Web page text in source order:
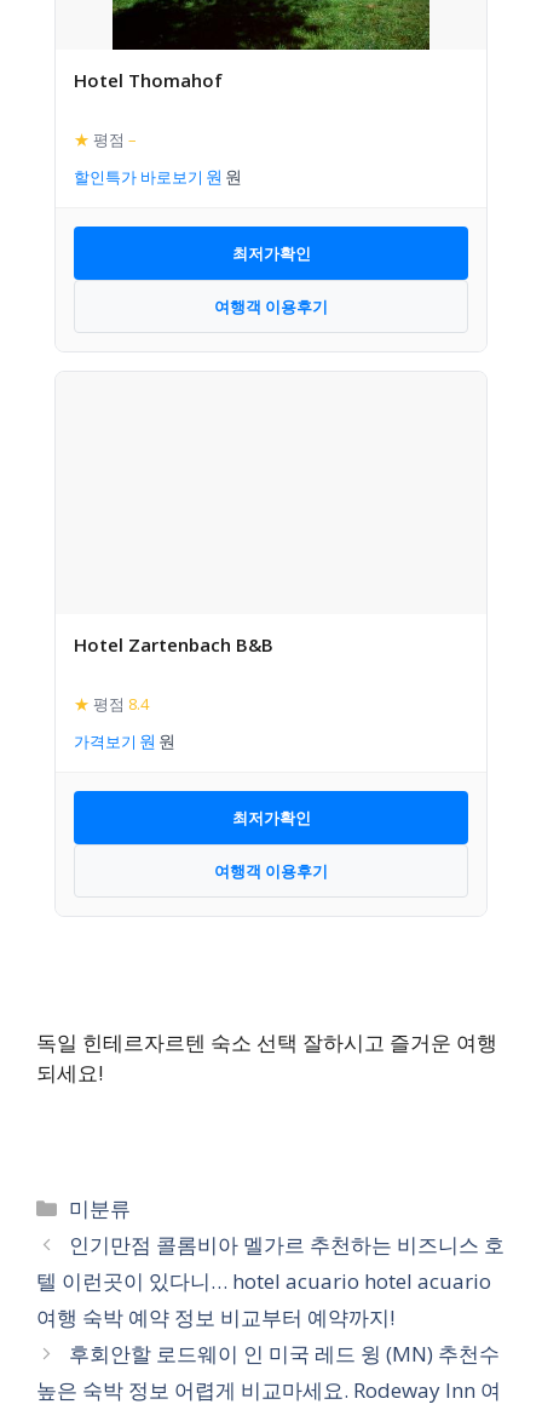
Hotel Thomahof
★ 평점 –
할인특가 바로보기
최저가확인
여행객 이용후기
Hotel Zartenbach B&B
★ 평점 8.4
가격보기
최저가확인
여행객 이용후기
독일 힌테르자르텐 숙소 선택 잘하시고 즐거운 여행
되세요!
카
테
고
리
미분류
인기만점 콜롬비아 멜가르 추천하는 비즈니스 호
텔 이런곳이 있다니… hotel acuario hotel acuario
여행 숙박 예약 정보 비교부터 예약까지!
후회안할 로드웨이 인 미국 레드 윙 (MN) 추천수
높은 숙박 정보 어렵게 비교마세요. Rodeway Inn 여